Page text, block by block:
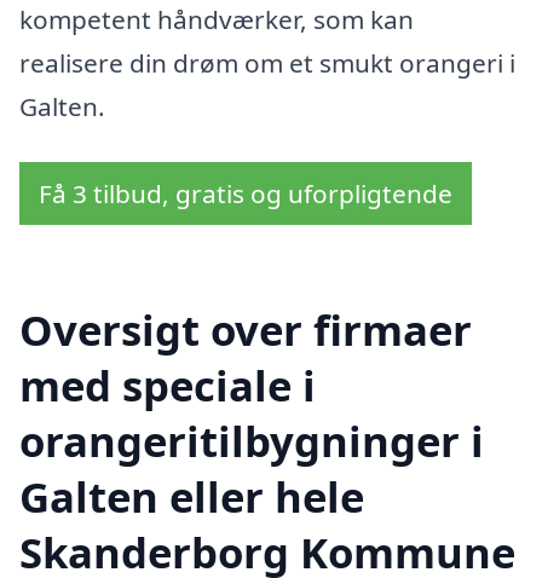
kompetent håndværker, som kan
realisere din drøm om et smukt orangeri i
Galten.
Få 3 tilbud, gratis og uforpligtende
Oversigt over firmaer
med speciale i
orangeritilbygninger i
Galten eller hele
Skanderborg Kommune